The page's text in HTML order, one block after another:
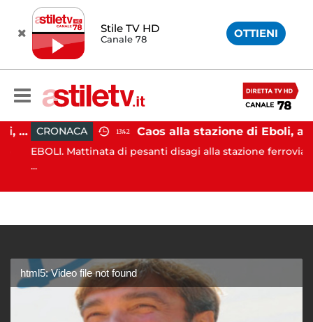
Stile TV HD
Canale 78 OTTIENI
Attentato a Sigfrido Ranucci, arrestato Walter Lavitola CRONACA 13:42 Caos alla stazione di Eboli, alterco a bordo: malore per la capotreno e Intercity per Taranto fermo per ore
EBOLI. Mattinata di pesanti disagi alla stazione ferroviaria
html5: Video file not found